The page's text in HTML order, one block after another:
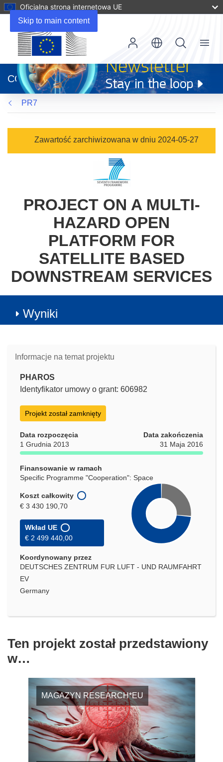
Skip to main content
Oficjalna strona internetowa UE
otworzy
się
w
nowym
oknie)
CORDIS
Menu
PR7
Zawartość zarchiwizowana w dniu 2024-05-27
PROJECT ON A MULTI-
HAZARD OPEN
PLATFORM FOR
SATELLITE BASED
DOWNSTREAM SERVICES
Wyniki
Informacje na temat projektu
PHAROS
Identyfikator umowy o grant: 606982
Projekt został zamknięty
Data rozpoczęcia
1 Grudnia 2013
Data zakończenia
31 Maja 2016
Finansowanie w ramach
Specific Programme "Cooperation": Space
Koszt całkowity
€ 3 430 190,70
Wkład UE
€ 2 499 440,00
Koordynowany przez
DEUTSCHES ZENTRUM FUR LUFT - UND RAUMFAHRT
EV
Germany
Ten projekt został przedstawiony
w…
MAGAZYN RESEARCH*EU